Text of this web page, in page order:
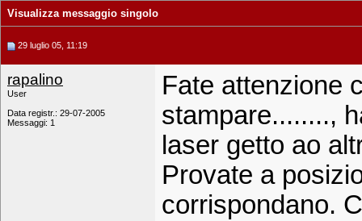
Visualizza messaggio singolo
29 luglio 05, 11:19
rapalino
User
Data registr.: 29-07-2005
Messaggi: 1
Fate attenzione
stampare........,
laser getto ao
Provate a
corrispondano.